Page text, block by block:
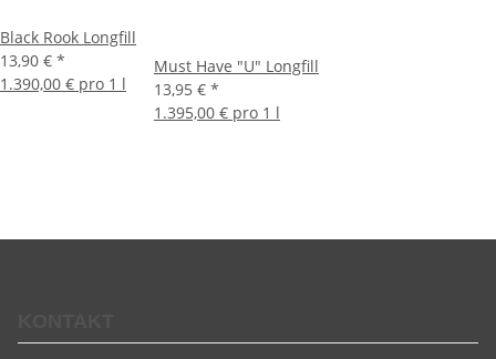
Black Rook Longfill
13,90 € *
1.390,00 € pro 1 l
Must Have "U" Longfill
13,95 € *
1.395,00 € pro 1 l